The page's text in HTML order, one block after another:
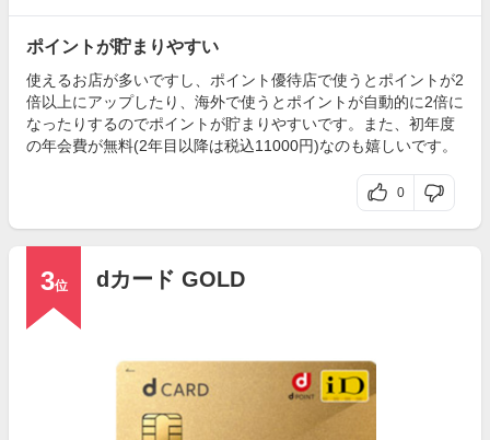
ポイントが貯まりやすい
使えるお店が多いですし、ポイント優待店で使うとポイントが2
倍以上にアップしたり、海外で使うとポイントが自動的に2倍に
なったりするのでポイントが貯まりやすいです。また、初年度
の年会費が無料(2年目以降は税込11000円)なのも嬉しいです。
0
3位 dカード GOLD